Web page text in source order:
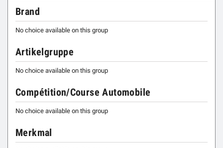
Brand
No choice available on this group
Artikelgruppe
No choice available on this group
Compétition/Course Automobile
No choice available on this group
Merkmal